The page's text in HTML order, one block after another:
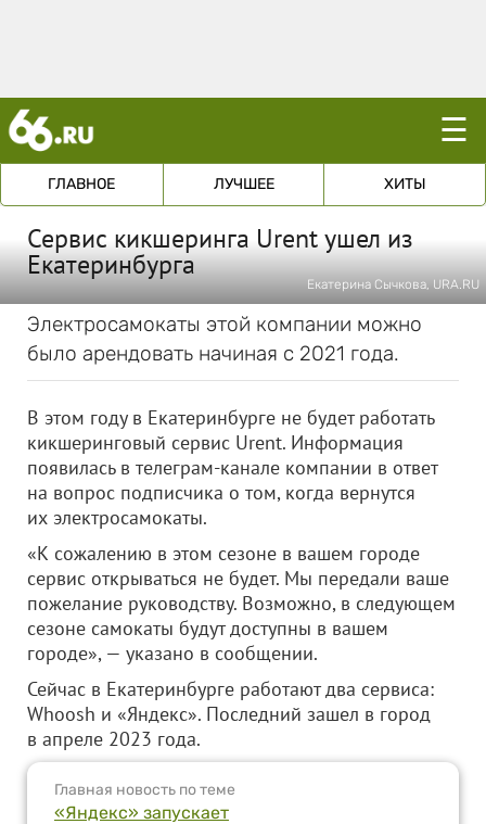
☰
ГЛАВНОЕ ЛУЧШЕЕ ХИТЫ
Сервис кикшеринга Urent ушел из
Екатеринбурга
Екатерина Сычкова, URA.RU
Электросамокаты этой компании можно
было арендовать начиная с 2021 года.
В этом году в Екатеринбурге не будет работать
кикшеринговый сервис Urent. Информация
появилась в телеграм-канале компании в ответ
на вопрос подписчика о том, когда вернутся
их электросамокаты.
«К сожалению в этом сезоне в вашем городе
сервис открываться не будет. Мы передали ваше
пожелание руководству. Возможно, в следующем
сезоне самокаты будут доступны в вашем
городе», — указано в сообщении.
Сейчас в Екатеринбурге работают два сервиса:
Whoosh и «Яндекс». Последний зашел в город
в апреле 2023 года.
Главная новость по теме
«Яндекс» запускает